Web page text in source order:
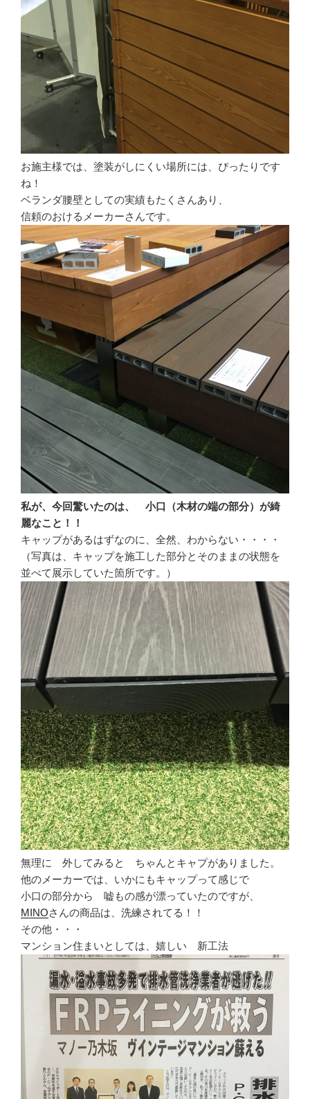
お施主様では、塗装がしにくい場所には、ぴったりです
ね！
ベランダ腰壁としての実績もたくさんあり、
信頼のおけるメーカーさんです。
私が、今回驚いたのは、 小口（木材の端の部分）が綺
麗なこと！！
キャップがあるはずなのに、全然、わからない・・・・
（写真は、キャップを施工した部分とそのままの状態を
並べて展示していた箇所です。）
無理に 外してみると ちゃんとキャプがありました。
他のメーカーでは、いかにもキャップって感じで
小口の部分から 嘘もの感が漂っていたのですが、
MINOさんの商品は、洗練されてる！！
その他・・・
マンション住まいとしては、嬉しい 新工法